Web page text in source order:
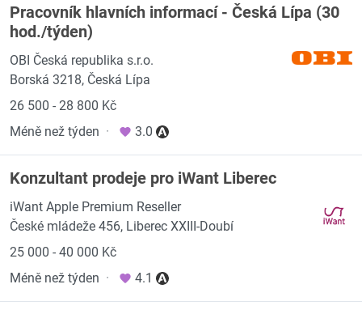
Pracovník hlavních informací - Česká Lípa (30
hod./týden)
OBI Česká republika s.r.o.
Borská 3218, Česká Lípa
26 500 - 28 800 Kč
Méně než týden · 3.0
Konzultant prodeje pro iWant Liberec
iWant Apple Premium Reseller
České mládeže 456, Liberec XXIII-Doubí
25 000 - 40 000 Kč
Méně než týden · 4.1